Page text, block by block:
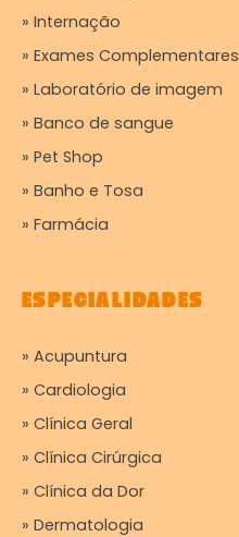
» Internação
» Exames Complementares
» Laboratório de imagem
» Banco de sangue
» Pet Shop
» Banho e Tosa
» Farmácia
ESPECIALIDADES
» Acupuntura
» Cardiologia
» Clínica Geral
» Clínica Cirúrgica
» Clínica da Dor
» Dermatologia